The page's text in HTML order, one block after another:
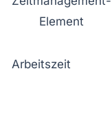
Element
Arbeitszeit